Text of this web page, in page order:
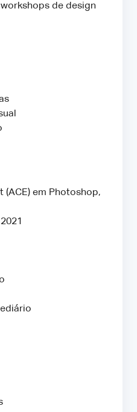
de design
em Photoshop,